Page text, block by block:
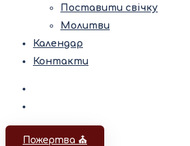
Поставити свічку
Молитви
Календар
Контакти
Пожертва ⛪️